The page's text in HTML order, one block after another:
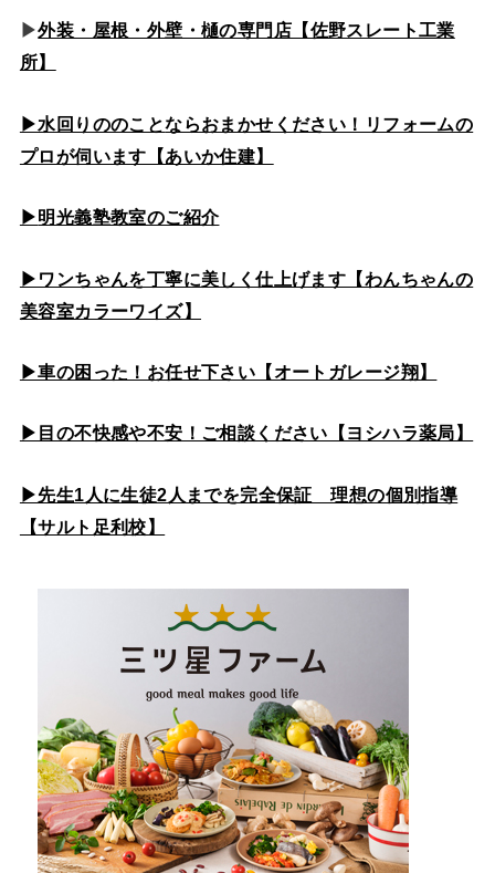
▶外装・屋根・外壁・樋の専門店【佐野スレート工業
所】
▶水回りののことならおまかせください！リフォームの
プロが伺います【あいか住建】
▶明光義塾教室のご紹介
▶ワンちゃんを丁寧に美しく仕上げます【わんちゃんの
美容室カラーワイズ】
▶車の困った！お任せ下さい【オートガレージ翔】
▶目の不快感や不安！ご相談ください【ヨシハラ薬局】
▶先生1人に生徒2人までを完全保証 理想の個別指導
【サルト足利校】